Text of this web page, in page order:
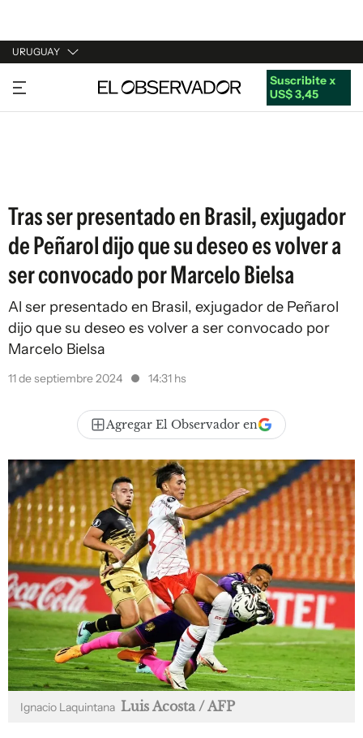
URUGUAY
URUGUAY
ARGENTINA
Suscribite x
US$ 3,45
Tras ser presentado en Brasil, exjugador
de Peñarol dijo que su deseo es volver a
ser convocado por Marcelo Bielsa
Al ser presentado en Brasil, exjugador de Peñarol
dijo que su deseo es volver a ser convocado por
Marcelo Bielsa
11 de septiembre 2024 14:31 hs
Agregar El Observador en
Ignacio Laquintana Luis Acosta / AFP